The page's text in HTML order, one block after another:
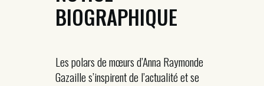
BIOGRAPHIQUE
Les polars de mœurs d’Anna Raymonde
Gazaille s’inspirent de l’actualité et se